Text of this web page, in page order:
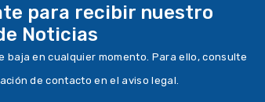
para recibir nuestro
Noticias
baja en cualquier momento. Para ello, consulte
de contacto en el aviso legal.